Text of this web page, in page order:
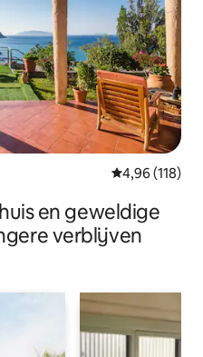
Gemiddelde
4,96 (118)
en geweldige
verblijven